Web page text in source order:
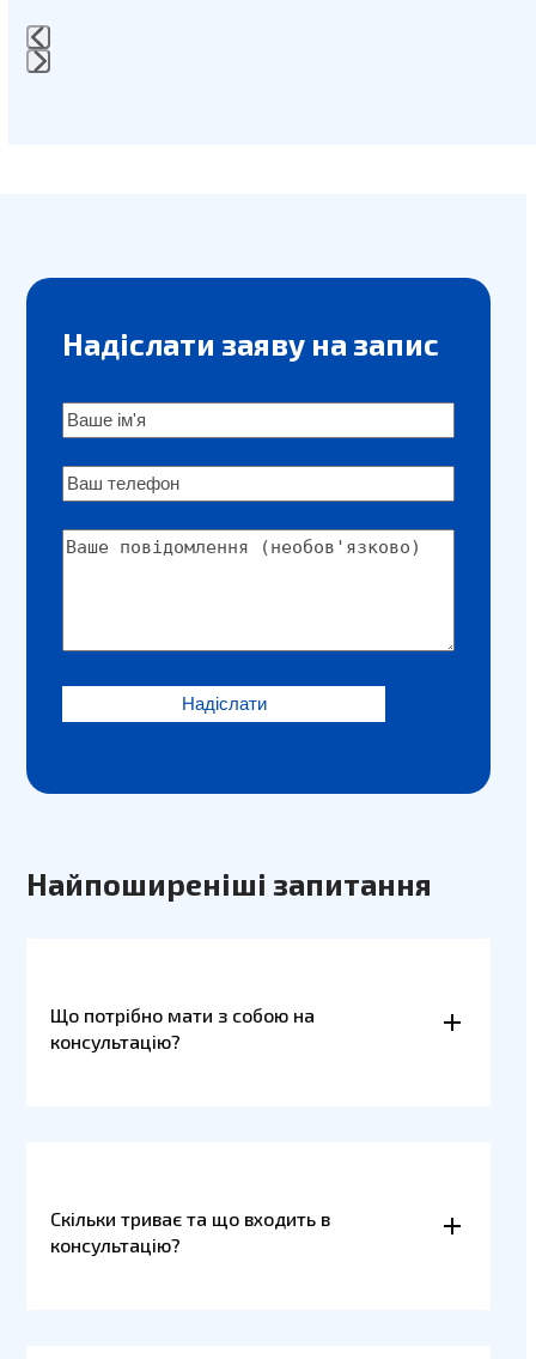
slide
Надіслати заяву на запис
Найпоширеніші запитання
Що потрібно мати з собою на
консультацію?
Скільки триває та що входить в
консультацію?